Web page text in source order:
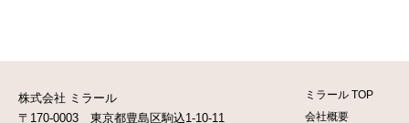
株式会社 ミラール
〒170-0003 東京都豊島区駒込1-10-11
ミラール TOP
会社概要